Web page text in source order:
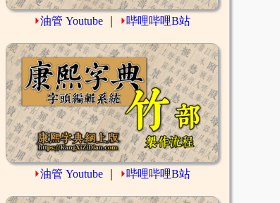
⏵油管 Youtube ⏵哔哩哔哩B站
⏵油管 Youtube ⏵哔哩哔哩B站